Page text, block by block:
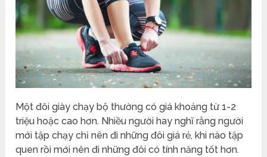
Một đôi giày chạy bộ thường có giá khoảng từ 1-2
triệu hoặc cao hơn. Nhiều người hay nghĩ rằng người
mới tập chạy chỉ nên đi những đôi giá rẻ, khi nào tập
quen rồi mới nên đi những đôi có tính năng tốt hơn.